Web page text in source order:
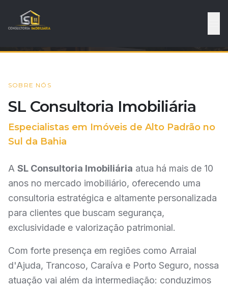
SOBRE NÓS
SL Consultoria Imobiliária
Especialistas em Imóveis de Alto Padrão no
Sul da Bahia
A SL Consultoria Imobiliária atua há mais de 10
anos no mercado imobiliário, oferecendo uma
consultoria estratégica e altamente personalizada
para clientes que buscam segurança,
exclusividade e valorização patrimonial.
Com forte presença em regiões como Arraial
d'Ajuda, Trancoso, Caraíva e Porto Seguro, nossa
atuação vai além da intermediação: conduzimos